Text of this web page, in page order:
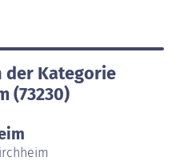
der Kategorie
(73230)